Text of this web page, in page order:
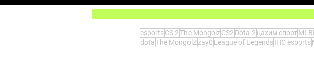
NB Esports маргааш PMGC
2023 анхны тоглолтоо хийх
гэж байна.
Өмнөд
(Stalwart
аваргад
esportsCS 2The MongolzCS2 Dota 2 цахим спорт
dotaThe MongolZzay0 League of LegendsIHC esports